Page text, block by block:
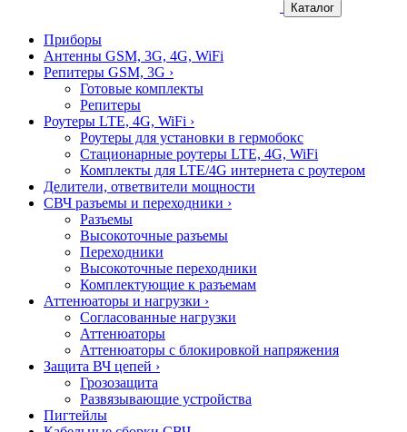
Каталог
Приборы
Антенны GSM, 3G, 4G, WiFi
Репитеры GSM, 3G ›
Готовые комплекты
Репитеры
Роутеры LTE, 4G, WiFi ›
Роутеры для установки в гермобокс
Стационарные роутеры LTE, 4G, WiFi
Комплекты для LTE/4G интернета с роутером
Делители, ответвители мощности
СВЧ разъемы и переходники ›
Разъемы
Высокоточные разъемы
Переходники
Высокоточные переходники
Комплектующие к разъемам
Аттенюаторы и нагрузки ›
Согласованные нагрузки
Аттенюаторы
Аттенюаторы с блокировкой напряжения
Защита ВЧ цепей ›
Грозозащита
Развязывающие устройства
Пигтейлы